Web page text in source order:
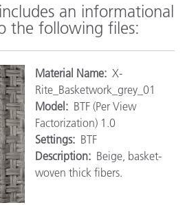
an informational
the following files:
Material Name: X-
Rite_Basketwork_grey_01
Model: BTF (Per View
Factorization) 1.0
Settings: BTF
Description: Beige, basket-
woven thick fibers.